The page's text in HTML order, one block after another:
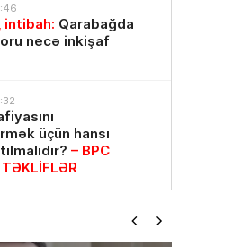
intibah: Qarabağda
necə inkişaf
üçün hansı
– BPC